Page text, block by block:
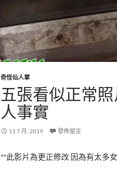
奇怪仙人掌
五張看似正常
人事實
11 7 月, 2019 發佈留言
**此影片為更正修改 因為有太多